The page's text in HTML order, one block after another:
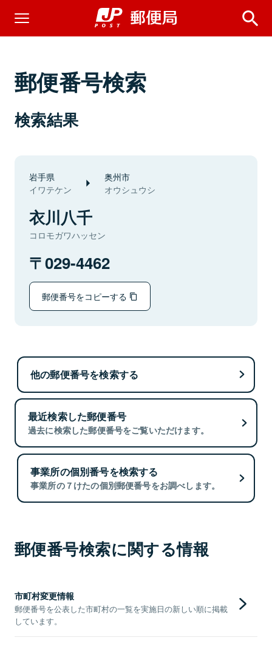
郵便番号検索
検索結果
岩手県
イワテケン
奥州市
オウシュウシ
衣川八千
コロモガワハッセン
029-4462
郵便番号をコピーする
他の郵便番号を検索する
最近検索した郵便番号
過去に検索した郵便番号をご覧いただけます。
事業所の個別番号を検索する
事業所の７けたの個別郵便番号をお調べします。
郵便番号検索に関する情報
市町村変更情報
郵便番号を公表した市町村の一覧を実施日の新しい順に掲載
しています。